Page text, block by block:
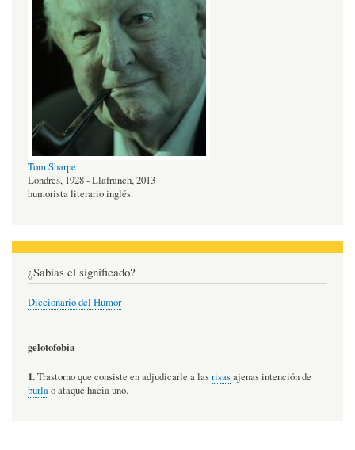
Tom Sharpe
Londres, 1928 - Llafranch, 2013
humorista literario inglés.
¿Sabías el significado?
Diccionario del Humor
gelotofobia
1.Trastorno que consiste en adjudicarle a lasrisasajenas intención de
burlao ataque hacia uno.